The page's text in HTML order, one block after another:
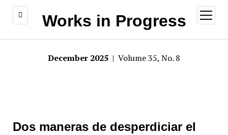
Works in Progress
open
menu
December 2025 | Volume 35, No. 8
Dos maneras de desperdiciar el